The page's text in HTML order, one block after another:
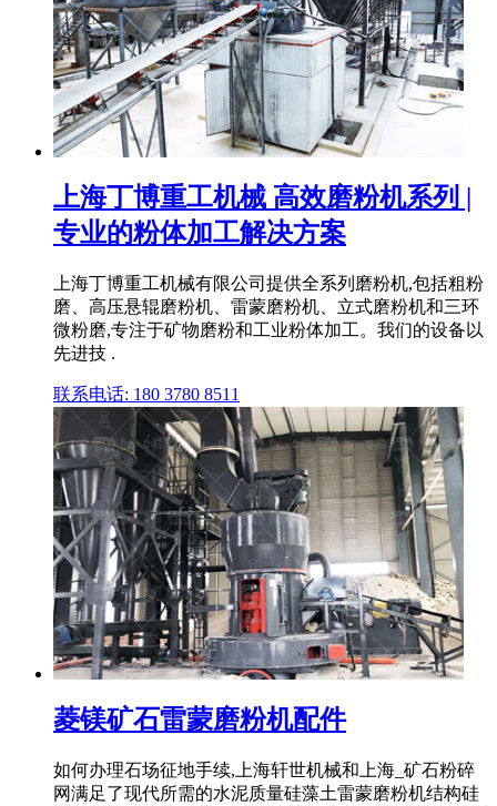
上海丁博重工机械 高效磨粉机系列 |
专业的粉体加工解决方案
上海丁博重工机械有限公司提供全系列磨粉机,包括粗粉
磨、高压悬辊磨粉机、雷蒙磨粉机、立式磨粉机和三环
微粉磨,专注于矿物磨粉和工业粉体加工。我们的设备以
先进技 .
联系电话: 180 3780 8511
菱镁矿石雷蒙磨粉机配件
如何办理石场征地手续,上海轩世机械和上海_矿石粉碎
网满足了现代所需的水泥质量硅藻土雷蒙磨粉机结构硅